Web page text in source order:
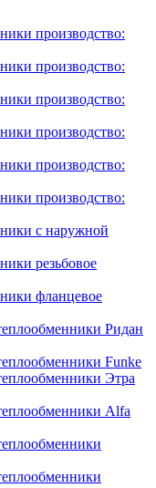
производство:
производство:
производство:
производство:
производство:
производство:
с наружной
резьбовое
фланцевое
Ридан
Funke
Этра
Alfa